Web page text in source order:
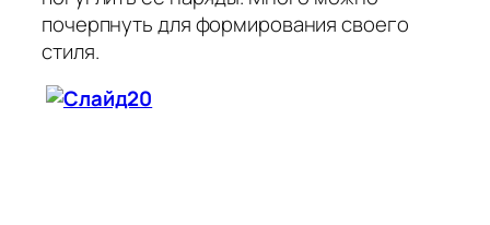
почерпнуть для формирования своего
стиля.